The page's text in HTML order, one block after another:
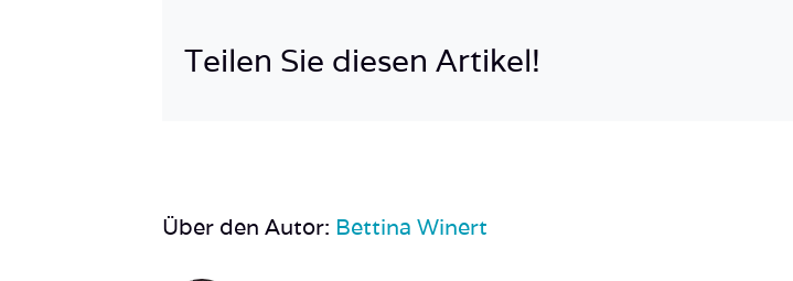
Teilen Sie diesen Artikel!
Über den Autor: Bettina Winert